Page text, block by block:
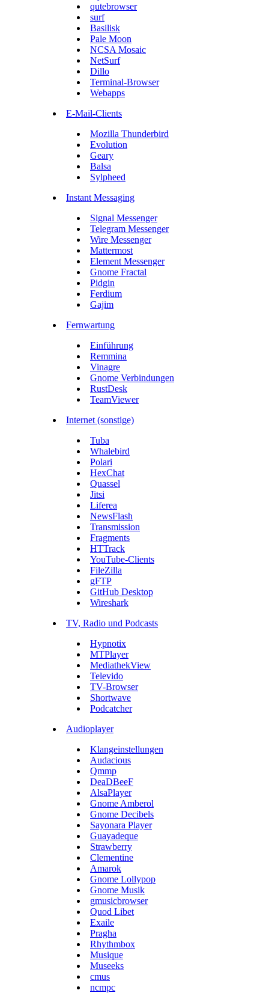
qutebrowser
surf
Basilisk
Pale Moon
NCSA Mosaic
NetSurf
Dillo
Terminal-Browser
Webapps
E-Mail-Clients
Mozilla Thunderbird
Evolution
Geary
Balsa
Sylpheed
Instant Messaging
Signal Messenger
Telegram Messenger
Wire Messenger
Mattermost
Element Messenger
Gnome Fractal
Pidgin
Ferdium
Gajim
Fernwartung
Einführung
Remmina
Vinagre
Gnome Verbindungen
RustDesk
TeamViewer
Internet (sonstige)
Tuba
Whalebird
Polari
HexChat
Quassel
Jitsi
Liferea
NewsFlash
Transmission
Fragments
HTTrack
YouTube-Clients
FileZilla
gFTP
GitHub Desktop
Wireshark
TV, Radio und Podcasts
Hypnotix
MTPlayer
MediathekView
Televido
TV-Browser
Shortwave
Podcatcher
Audioplayer
Klangeinstellungen
Audacious
Qmmp
DeaDBeeF
AlsaPlayer
Gnome Amberol
Gnome Decibels
Sayonara Player
Guayadeque
Strawberry
Clementine
Amarok
Gnome Lollypop
Gnome Musik
gmusicbrowser
Quod Libet
Exaile
Pragha
Rhythmbox
Musique
Museeks
cmus
ncmpc